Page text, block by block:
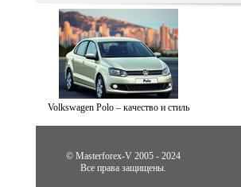
Volkswagen Polo – качество и стиль
© Masterforex-V 2005 - 2024
Все права защищены.